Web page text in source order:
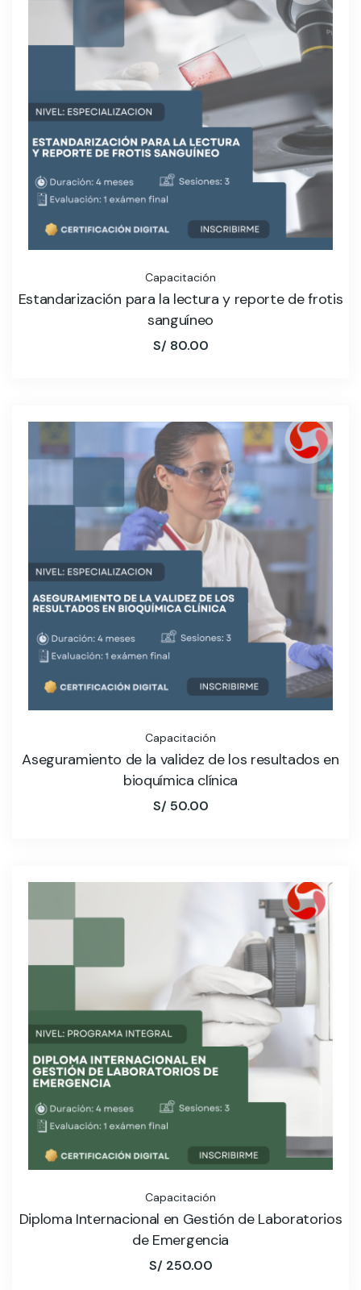
Capacitación
Estandarización para la lectura y reporte de frotis
sanguíneo
S/ 80.00
Capacitación
Aseguramiento de la validez de los resultados en
bioquímica clínica
S/ 50.00
Capacitación
Diploma Internacional en Gestión de Laboratorios
de Emergencia
S/ 250.00